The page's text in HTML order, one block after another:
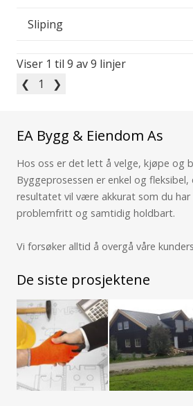
Sliping
Viser 1 til 9 av 9 linjer
❮
1 ❯
EA Bygg & Eiendom As
Hos oss er det lett å velge, kjøpe og
Byggeprosessen er enkel og
resultatet vil være akkurat som du
problemfritt og samtidig holdbart.
Vi forsøker alltid å overgå våre
De siste prosjektene